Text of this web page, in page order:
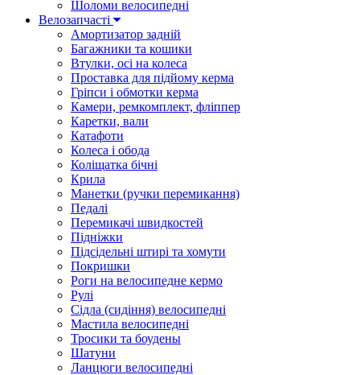
Шоломи велосипедні
Велозапчасті
Амортизатор задній
Багажники та кошики
Втулки, осі на колеса
Проставка для підйому керма
Гріпси і обмотки керма
Камери, ремкомплект, фліппер
Каретки, вали
Катафоти
Колеса і обода
Коліщатка бічні
Крила
Манетки (ручки перемикання)
Педалі
Перемикачі швидкостей
Підніжки
Підсідельні штирі та хомути
Покришки
Роги на велосипедне кермо
Рулі
Сідла (сидіння) велосипедні
Мастила велосипедні
Тросики та боудены
Шатуни
Ланцюги велосипедні